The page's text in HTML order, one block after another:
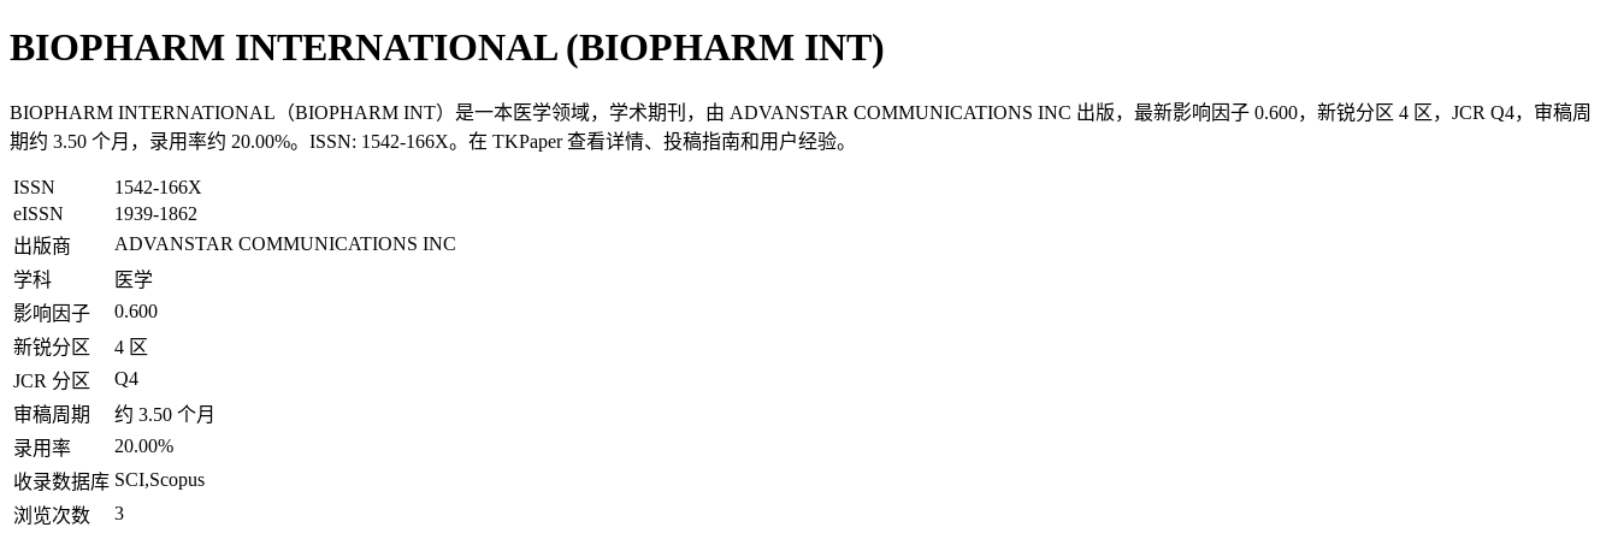
BIOPHARM INTERNATIONAL (BIOPHARM INT)
BIOPHARM INTERNATIONAL（BIOPHARM INT）是一本医学领域，学术期刊，由 ADVANSTAR COMMUNICATIONS INC 出版，最新影响因子 0.600，新锐分区 4 区，JCR Q4，审稿周
期约 3.50 个月，录用率约 20.00%。ISSN: 1542-166X。在 TKPaper 查看详情、投稿指南和用户经验。
ISSN
1542-166X
eISSN
1939-1862
出版商
ADVANSTAR COMMUNICATIONS INC
学科
医学
影响因子
0.600
新锐分区
4 区
JCR 分区
Q4
审稿周期
约 3.50 个月
录用率
20.00%
收录数据库 SCI,Scopus
浏览次数
3